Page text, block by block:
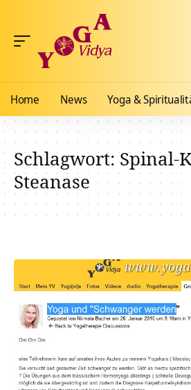
Home News Yoga &
Schlagwort:Spinal-
Steanase